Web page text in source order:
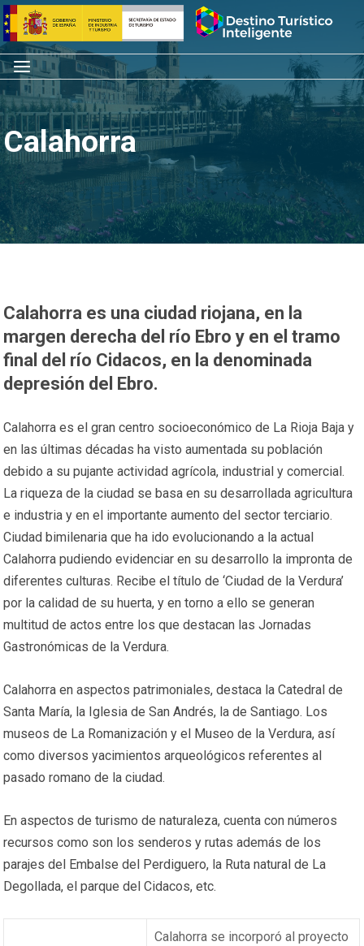
Saltar
al
contenido
Inicio
Menú
Calahorra
Calahorra es una ciudad riojana, en la
margen derecha del río Ebro y en el tramo
final del río Cidacos, en la denominada
depresión del Ebro.
Calahorra es el gran centro socioeconómico de La Rioja Baja y
en las últimas décadas ha visto aumentada su población
debido a su pujante actividad agrícola, industrial y comercial.
La riqueza de la ciudad se basa en su desarrollada agricultura
e industria y en el importante aumento del sector terciario.
Ciudad bimilenaria que ha ido evolucionando a la actual
Calahorra pudiendo evidenciar en su desarrollo la impronta de
diferentes culturas. Recibe el título de ‘Ciudad de la Verdura’
por la calidad de su huerta, y en torno a ello se generan
multitud de actos entre los que destacan las Jornadas
Gastronómicas de la Verdura.
Calahorra en aspectos patrimoniales, destaca la Catedral de
Santa María, la Iglesia de San Andrés, la de Santiago. Los
museos de La Romanización y el Museo de la Verdura, así
como diversos yacimientos arqueológicos referentes al
pasado romano de la ciudad.
En aspectos de turismo de naturaleza, cuenta con números
recursos como son los senderos y rutas además de los
parajes del Embalse del Perdiguero, la Ruta natural de La
Degollada, el parque del Cidacos, etc.
Calahorra se incorporó al proyecto